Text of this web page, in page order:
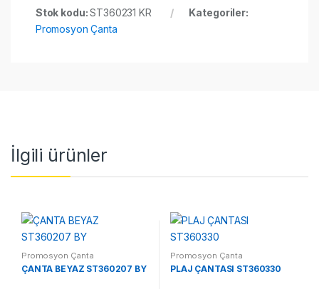
Stok kodu:ST360231 KR
Kategoriler:
Promosyon Çanta
İlgili ürünler
Promosyon Çanta
ÇANTA BEYAZ ST360207 BY
Promosyon Çanta
PLAJ ÇANTASI ST360330